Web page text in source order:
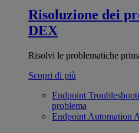
Risoluzione dei
DEX
Risolvi le problematiche
Scopri di più
Endpoint
problema
Endpoint Automation